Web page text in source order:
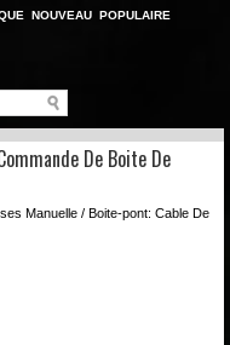
NOUVEAU POPULAIRE
De Boite De
Manuelle / Boite-pont: Cable De